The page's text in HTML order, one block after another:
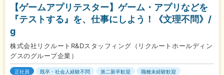
【ゲームアプリテスター】ゲーム・アプリなどを
『テストする』を、仕事にしよう！《文理不問》/
g
株式会社リクルートR&Dスタッフィング（リクルートホールディン
グスのグループ企業）
正社員 既卒・社会人経験不問 第二新卒歓迎
職種未経験歓迎